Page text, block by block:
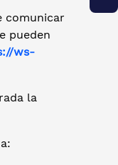
comunicar
pueden
ws-
la